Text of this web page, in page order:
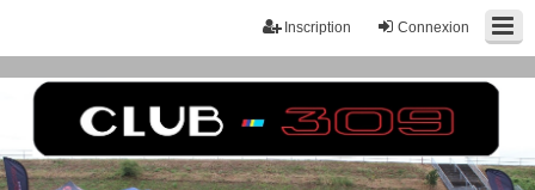
Connexion
Inscription